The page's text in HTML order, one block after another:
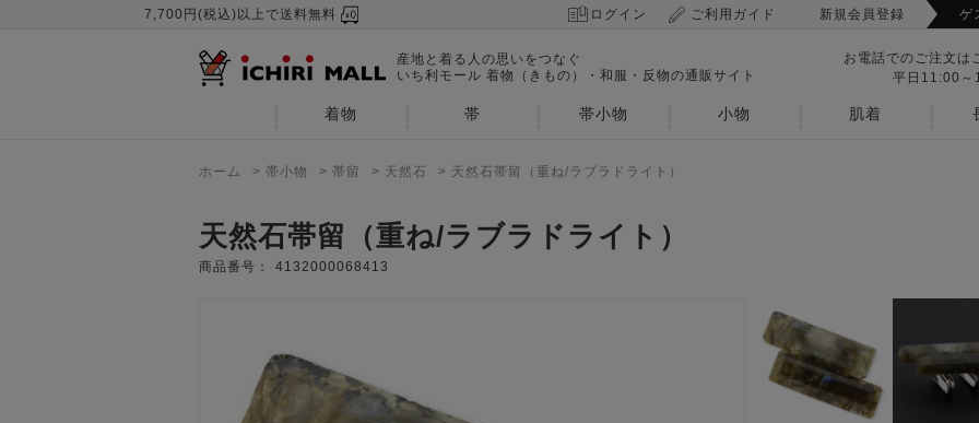
7,700円(税込)以上で送料無料 ログイン ご利用ガイド 新規会員登録 ゲ
産地と着る人の思いをつなぐ
いち利モール 着物（きもの）・和服・反物の通販サイト
お電話でのご注文は
平日11:00～
着物 帯 帯小物 小物 肌着
ホーム > 帯小物 > 帯留 > 天然石 > 天然石帯留（重ね/ラブラドライト）
天然石帯留（重ね/ラブラドライト）
商品番号： 4132000068413